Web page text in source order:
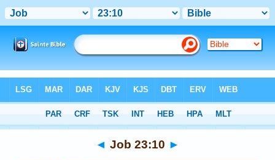
Chapitre 23 > Verset 10
◄ Job 23:10 ►